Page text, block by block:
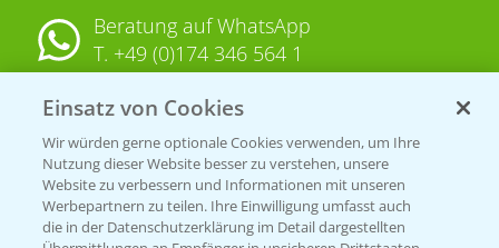
Beratung auf WhatsApp
T. +49 (0)174 346 564 1
KONTAKT
Hilfe in Notfällen
T.+49 (0)214/30-20220
Einsatz von Cookies
Wir würden gerne optionale Cookies verwenden, um Ihre
Nutzung dieser Website besser zu verstehen, unsere
Website zu verbessern und Informationen mit unseren
Werbepartnern zu teilen. Ihre Einwilligung umfasst auch
die in der Datenschutzerklärung im Detail dargestellten